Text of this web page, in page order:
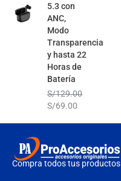
5.3 con
ANC,
Modo
Transparencia
y hasta 22
Horas de
Batería
S/129.00
S/69.00
Compra todos tus productos